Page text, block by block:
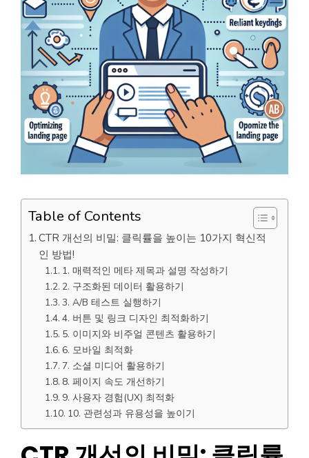
Table of Contents
CTR 개선의 비밀: 클릭률을 높이는 10가지 혁신적
인 방법!
1. 매력적인 메타 제목과 설명 작성하기
2. 구조화된 데이터 활용하기
3. A/B 테스트 실행하기
4. 버튼 및 링크 디자인 최적화하기
5. 이미지와 비주얼 콘텐츠 활용하기
6. 모바일 최적화
7. 소셜 미디어 활용하기
8. 페이지 속도 개선하기
9. 사용자 경험(UX) 최적화
10. 관련성과 유용성을 높이기